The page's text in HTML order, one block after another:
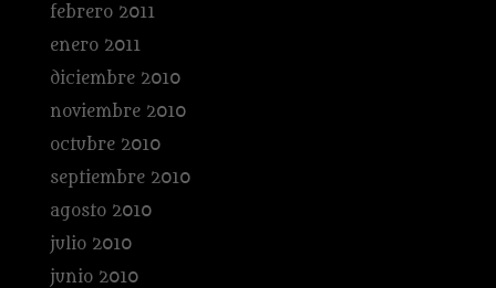
febrero 2011
enero 2011
diciembre 2010
noviembre 2010
octubre 2010
septiembre 2010
agosto 2010
julio 2010
junio 2010